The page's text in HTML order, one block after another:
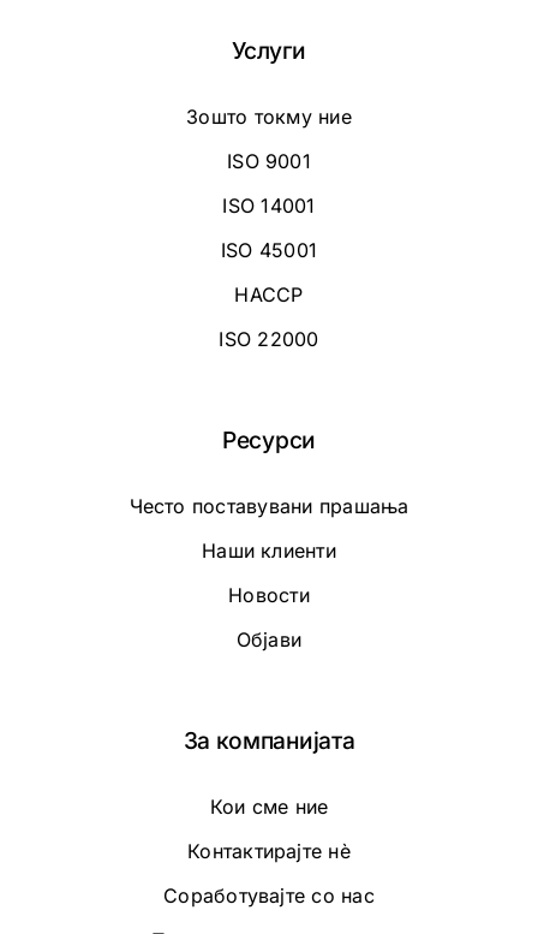
Услуги
Зошто токму ние
ISO 9001
ISO 14001
ISO 45001
HACCP
ISO 22000
Ресурси
Често поставувани прашања
Наши клиенти
Новости
Објави
За компанијата
Кои сме ние
Контактирајте нè
Соработувајте со нас